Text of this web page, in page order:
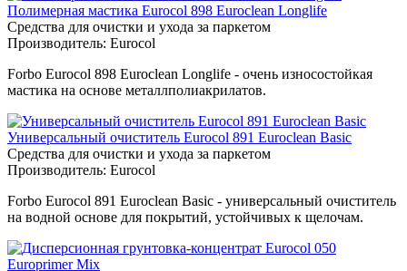
Полимерная мастика Eurocol 898 Euroclean Longlife
Средства для очистки и ухода за паркетом
Производитель: Eurocol
Forbo Eurocol 898 Euroclean Longlife - очень износостойкая
мастика на основе металлполиакрилатов.
Универсальный очиститель Eurocol 891 Euroclean Basic
Средства для очистки и ухода за паркетом
Производитель: Eurocol
Forbo Eurocol 891 Euroclean Basic - универсальный очиститель
на водной основе для покрытий, устойчивых к щелочам.